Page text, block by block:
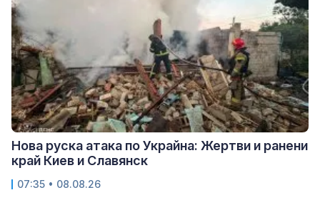
Нова руска атака по Украйна: Жертви и ранени
край Киев и Славянск
07:35 • 08.08.26